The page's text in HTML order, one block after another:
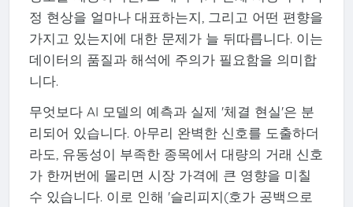
정 현상을 얼마나 대표하는지, 그리고 어떤 편향을
가지고 있는지에 대한 문제가 늘 뒤따릅니다. 이는
데이터의 품질과 해석에 주의가 필요함을 의미합
니다.
무엇보다 AI 모델의 예측과 실제 '체결 현실'은 분
리되어 있습니다. 아무리 완벽한 신호를 도출하더
라도, 유동성이 부족한 종목에서 대량의 거래 신호
가 한꺼번에 몰리면 시장 가격에 큰 영향을 미칠
수 있습니다. 이로 인해 '슬리피지(호가 공백으로